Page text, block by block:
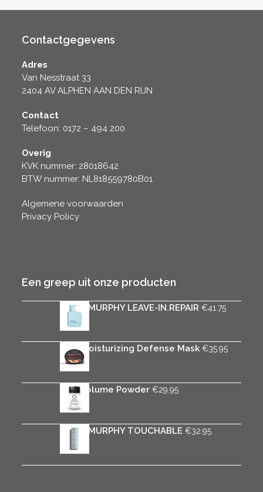
Contactgegevens
Adres
Van Nesstraat 33
2404 AV ALPHEN AAN DEN RIJN
Contact
Telefoon: 0172 – 494 200
Overig
KVK nummer: 28018642
BTW nummer: NL818559780B01
Algemene voorwaarden
Privacy Policy
Een greep uit onze producten
KEVIN.MURPHY LEAVE-IN.REPAIR €41.75
Rica Moisturizing Defense Mask €35.95
Rica Volume Powder €29.95
KEVIN.MURPHY TOUCHABLE €32.95